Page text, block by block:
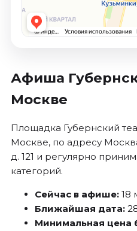
Афиша
Москве
Площадка Губернский
Москве, по адресу
д. 121 и регулярно
категорий.
Сейчас в афише:18
Ближайшая дата:
Минимальная цена